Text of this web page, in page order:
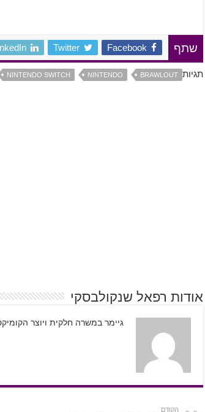
שתף Facebook
Twitter
תגיות BRAWLOUT
NINTENDO
NINTENDO SWITCH
אודות רפאל שנקולבסקי
גיימר במשרה חלקית ויוצר
הקודם